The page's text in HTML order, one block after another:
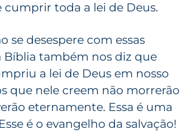
toda a lei de Deus.
se desespere com essas
Bíblia também nos diz que
a lei de Deus em nosso
que nele creem não morrerão
eternamente. Essa é uma
é o evangelho da salvação!